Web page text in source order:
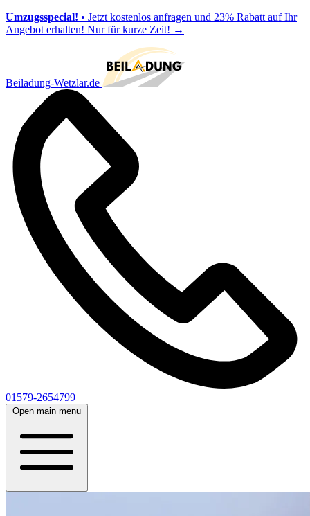
Umzugsspecial! • Jetzt kostenlos anfragen und 23% Rabatt auf Ihr
Angebot erhalten! Nur für kurze Zeit! →
Beiladung-Wetzlar.de
01579-2654799
Open main menu